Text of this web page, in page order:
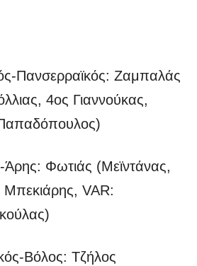
Πανσερραϊκός: Ζαμπαλάς
4ος Γιαννούκας,
Άρης: Φωτιάς (Μεϊντάνας,
VAR:
Βόλος: Τζήλος